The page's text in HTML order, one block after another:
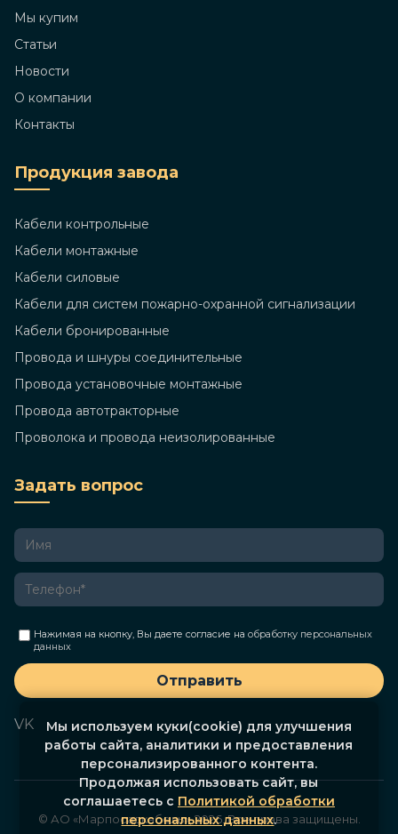
Мы купим
Статьи
Новости
О компании
Контакты
Продукция завода
Кабели контрольные
Кабели монтажные
Кабели силовые
Кабели для систем пожарно-охранной сигнализации
Кабели бронированные
Провода и шнуры соединительные
Провода установочные монтажные
Провода автотракторные
Проволока и провода неизолированные
Задать вопрос
Нажимая на кнопку, Вы даете согласие на обработку персональных
данных
Отправить
VK
© АО «Марпосадкабель», 2026. Все права защищены.
Мы используем куки(cookie) для улучшения
работы сайта, аналитики и предоставления
персонализированного контента.
Продолжая использовать сайт, вы
соглашаетесь с Политикой обработки
персональных данных.